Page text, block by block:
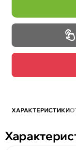
ХАРАКТЕРИСТИКИ